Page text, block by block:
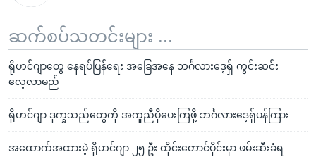
ဆက်စပ်သတင်းများ ...
ရိုဟင်ဂျာတွေ နေရပ်ပြန်ရေး အခြေအနေ ဘင်္ဂလားဒေ့ရှ် ကွင်းဆင်း
လေ့လာမည်
ရိုဟင်ဂျာ ဒုက္ခသည်တွေကို အကူညီပိုပေးကြဖို့ ဘင်္ဂလားဒေ့ရှ်ပန်ကြား
အထောက်အထားမဲ့ ရိုဟင်ဂျာ ၂၅ ဦး ထိုင်းတောင်ပိုင်းမှာ ဖမ်းဆီးခံရ